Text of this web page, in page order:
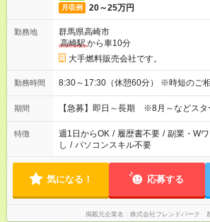
月収例 20～25万円
勤務地
群馬県高崎市
高崎駅から車10分
大手燃料販売会社です。
勤務時間 8:30～17:30（休憩60分） ※時短のご
期間 【急募】即日～長期 ※8月～などスタ
特徴 週1日からOK / 履歴書不要 / 副業・W
し / パソコンスキル不要
気になる！ 応募する
掲載元企業名 株式会社フレンドパーク